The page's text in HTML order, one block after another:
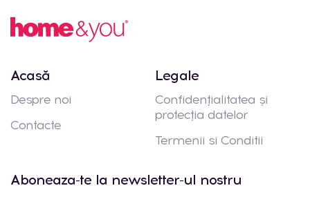
Acasă
Despre noi
Contacte
Legale
Confidențialitatea și
protecția datelor
Termenii si Conditii
Aboneaza-te la newsletter-ul nostru